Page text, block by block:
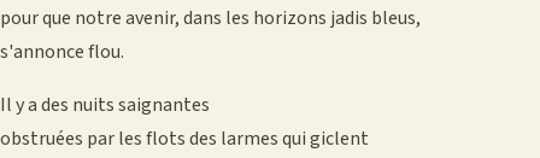
pour que notre avenir, dans les horizons jadis bleus,
s'annonce flou.
Il y a des nuits saignantes
obstruées par les flots des larmes qui giclent